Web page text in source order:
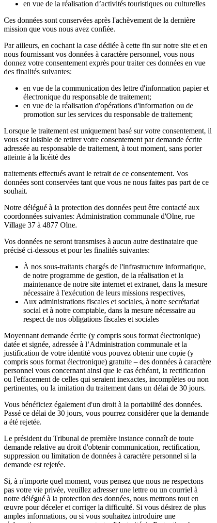
en vue de la réalisation d’activités touristiques ou culturelles
Ces données sont conservées après l'achèvement de la dernière
mission que vous nous avez confiée.
Par ailleurs, en cochant la case dédiée à cette fin sur notre site et en
nous fournissant vos données à caractère personnel, vous nous
donnez votre consentement exprès pour traiter ces données en vue
des finalités suivantes:
en vue de la communication des lettre d'information papier et
électronique du responsable de traitement;
en vue de la réalisation d'opérations d'information ou de
promotion sur les services du responsable de traitement;
Lorsque le traitement est uniquement basé sur votre consentement, il
vous est loisible de retirer votre consentement par demande écrite
adressée au responsable de traitement, à tout moment, sans porter
atteinte à la licéité des
traitements effectués avant le retrait de ce consentement. Vos
données sont conservées tant que vous ne nous faites pas part de ce
souhait.
Notre délégué à la protection des données peut être contacté aux
coordonnées suivantes: Administration communale d'Olne, rue
Village 37 à 4877 Olne.
Vos données ne seront transmises à aucun autre destinataire que
précisé ci-dessous et pour les finalités suivantes:
À nos sous-traitants chargés de l'infrastructure informatique,
de notre programme de gestion, de la réalisation et la
maintenance de notre site internet et extranet, dans la mesure
nécessaire à l'exécution de leurs missions respectives,
Aux administrations fiscales et sociales, à notre secrétariat
social et à notre comptable, dans la mesure nécessaire au
respect de nos obligations fiscales et sociales
Moyennant demande écrite (y compris sous format électronique)
datée et signée, adressée à l’Administration communale et la
justification de votre identité vous pouvez obtenir une copie (y
compris sous format électronique) gratuite – des données à caractère
personnel vous concernant ainsi que le cas échéant, la rectification
ou l'effacement de celles qui seraient inexactes, incomplètes ou non
pertinentes, ou la imitation du traitement dans un délai de 30 jours.
Vous bénéficiez également d'un droit à la portabilité des données.
Passé ce délai de 30 jours, vous pourrez considérer que la demande
a été rejetée.
Le président du Tribunal de première instance connaît de toute
demande relative au droit d'obtenir communication, rectification,
suppression ou limitation de données à caractère personnel si la
demande est rejetée.
Si, à n'importe quel moment, vous pensez que nous ne respectons
pas votre vie privée, veuillez adresser une lettre ou un courriel à
notre délégué à la protection des données, nous mettrons tout en
œuvre pour déceler et corriger la difficulté. Si vous désirez de plus
amples informations, ou si vous souhaitez introduire une